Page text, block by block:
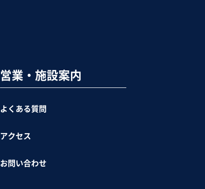
営業・施設案内
よくある質問
アクセス
お問い合わせ